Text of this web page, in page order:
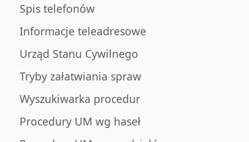
Spis telefonów
Informacje teleadresowe
Urząd Stanu Cywilnego
Tryby załatwiania spraw
Wyszukiwarka procedur
Procedury UM wg haseł